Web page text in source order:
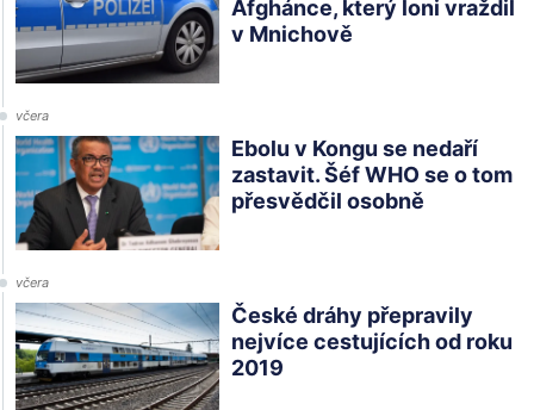
Afghánce, který loni vraždil
v Mnichově
včera
Ebolu v Kongu se nedaří
zastavit. Šéf WHO se o tom
přesvědčil osobně
včera
České dráhy přepravily
nejvíce cestujících od roku
2019